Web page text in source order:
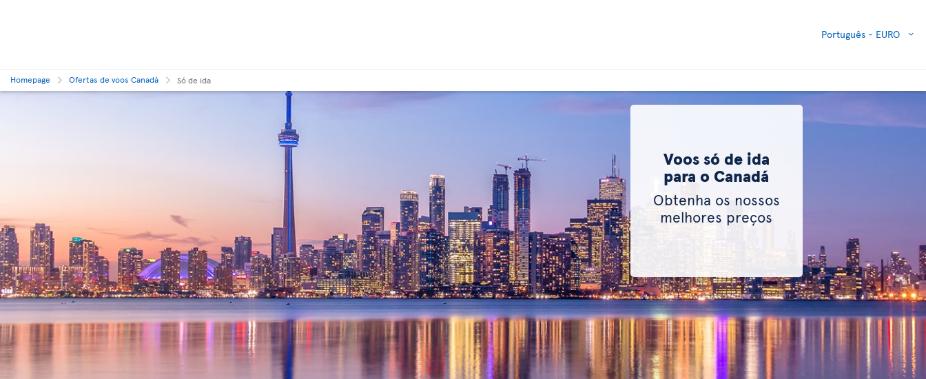
Português - EURO
Homepage Ofertas de voos Canadá Só de ida
Voos só de ida
para o Canadá
Obtenha os nossos
melhores preços